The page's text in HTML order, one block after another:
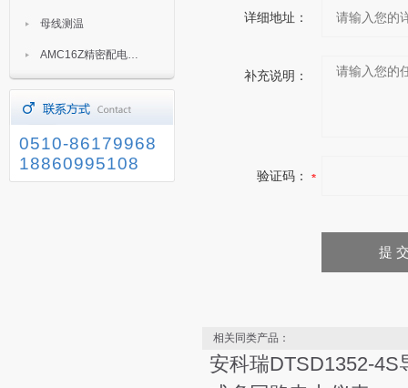
母线测温
AMC16Z精密配电监控装置
0510-86179968
18860995108
详细地址：
补充说明：
验证码：
相关同类产品：
安科瑞DTSD1352-4S